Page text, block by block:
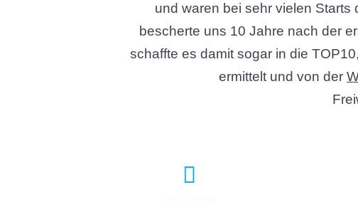
und waren bei sehr vielen
bescherte uns 10 Jahre nach der
schaffte es damit sogar in die
ermittelt und von der